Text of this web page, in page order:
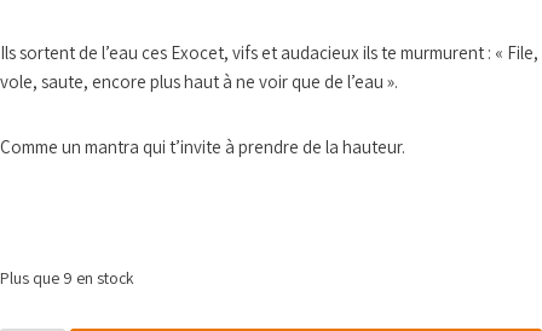
Ils sortent de l’eau ces Exocet, vifs et audacieux ils te murmurent : « File,
vole, saute, encore plus haut à ne voir que de l’eau ».
Comme un mantra qui t’invite à prendre de la hauteur.
Plus que 9 en stock